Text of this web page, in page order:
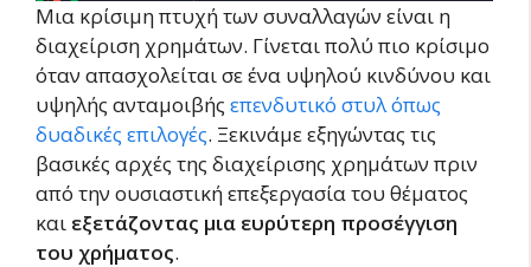
Μια κρίσιμη πτυχή των συναλλαγών είναι η
διαχείριση χρημάτων. Γίνεται πολύ πιο κρίσιμο
όταν απασχολείται σε ένα υψηλού κινδύνου και
υψηλής ανταμοιβής επενδυτικό στυλ όπως
δυαδικές επιλογές. Ξεκινάμε εξηγώντας τις
βασικές αρχές της διαχείρισης χρημάτων πριν
από την ουσιαστική επεξεργασία του θέματος
και εξετάζοντας μια ευρύτερη προσέγγιση
του χρήματος.